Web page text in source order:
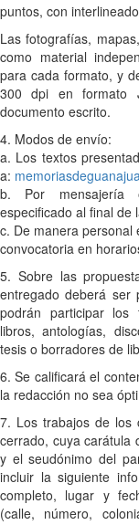
puntos, con
Las fotografías,
como material
para cada formato, y
300 dpi en formato
documento escrito.
4. Modos de envío:
a. Los textos
a:
b. Por mensajería
especificado al final de
c. De manera personal
convocatoria en
5. Sobre las
entregado deberá ser
podrán participar los
libros, antologías,
tesis o borradores de
6. Se calificará el
la redacción no sea
7. Los trabajos de los
cerrado, cuya carátula
y el seudónimo del
incluir la siguiente
completo, lugar y
(calle, número,